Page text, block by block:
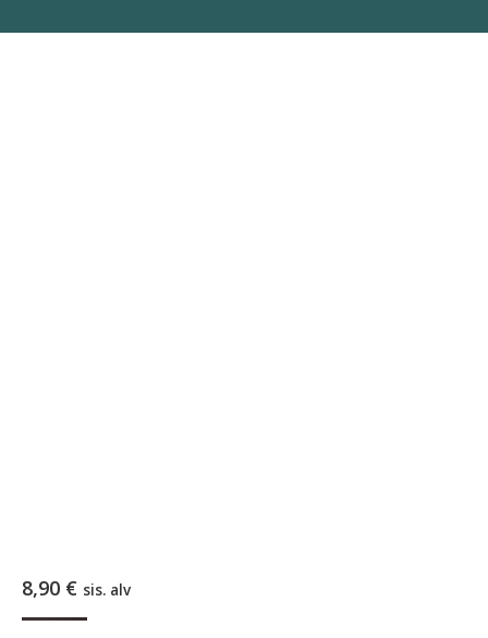
8,90 € sis. alv